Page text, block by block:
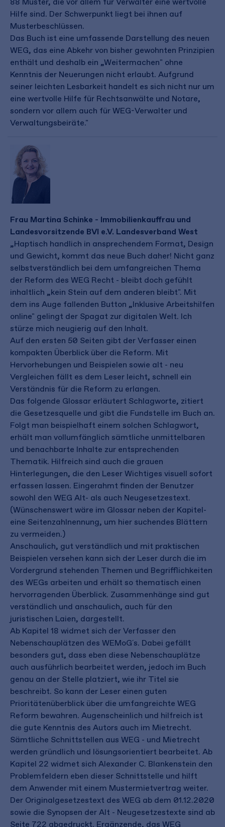
Hilfe sind. Der Schwerpunkt liegt bei ihnen auf
Musterbeschlüssen.
Das Buch ist eine umfassende Darstellung des neuen
WEG, das eine Abkehr von bisher gewohnten Prinzipien
enthält und deshalb ein „Weitermachen" ohne
Kenntnis der Neuerungen nicht erlaubt. Aufgrund
seiner leichten Lesbarkeit handelt es sich nicht nur um
eine wertvolle Hilfe für Rechtsanwälte und Notare,
sondern vor allem auch für WEG-Verwalter und
Verwaltungsbeiräte."
Frau Martina Schinke - Immobilienkauffrau und
Landesvorsitzende BVI e.V. Landesverband West
„Haptisch handlich in ansprechendem Format, Design
und Gewicht, kommt das neue Buch daher! Nicht ganz
selbstverständlich bei dem umfangreichen Thema
der Reform des WEG Recht - bleibt doch gefühlt
inhaltlich „kein Stein auf dem anderen bleibt". Mit
dem ins Auge fallenden Button „Inklusive Arbeitshilfen
online" gelingt der Spagat zur digitalen Welt. Ich
stürze mich neugierig auf den Inhalt.
Auf den ersten 50 Seiten gibt der Verfasser einen
kompakten Überblick über die Reform. Mit
Hervorhebungen und Beispielen sowie alt - neu
Vergleichen fällt es dem Leser leicht, schnell ein
Verständnis für die Reform zu erlangen.
Das folgende Glossar erläutert Schlagworte, zitiert
die Gesetzesquelle und gibt die Fundstelle im Buch an.
Folgt man beispielhaft einem solchen Schlagwort,
erhält man vollumfänglich sämtliche unmittelbaren
und benachbarte Inhalte zur entsprechenden
Thematik. Hilfreich sind auch die grauen
Hinterlegungen, die den Leser Wichtiges visuell sofort
erfassen lassen. Eingerahmt finden der Benutzer
sowohl den WEG Alt- als auch Neugesetzestext.
(Wünschenswert wäre im Glossar neben der Kapitel-
eine Seitenzahlnennung, um hier suchendes Blättern
zu vermeiden.)
Anschaulich, gut verständlich und mit praktischen
Beispielen versehen kann sich der Leser durch die im
Vordergrund stehenden Themen und Begrifflichkeiten
des WEGs arbeiten und erhält so thematisch einen
hervorragenden Überblick. Zusammenhänge sind gut
verständlich und anschaulich, auch für den
juristischen Laien, dargestellt.
Ab Kapitel 18 widmet sich der Verfasser den
Nebenschauplätzen des WEMoG´s. Dabei gefällt
besonders gut, dass eben diese Nebenschauplätze
auch ausführlich bearbeitet werden, jedoch im Buch
genau an der Stelle platziert, wie ihr Titel sie
beschreibt. So kann der Leser einen guten
Prioritätenüberblick über die umfangreichte WEG
Reform bewahren. Augenscheinlich und hilfreich ist
die gute Kenntnis des Autors auch im Mietrecht.
Sämtliche Schnittstellen aus WEG - und Mietrecht
werden gründlich und lösungsorientiert bearbeitet. Ab
Kapitel 22 widmet sich Alexander C. Blankenstein den
Problemfeldern eben dieser Schnittstelle und hilft
dem Anwender mit einem Mustermietvertrag weiter.
Der Originalgesetzestext des WEG ab dem 01.12.2020
sowie die Synopsen der Alt - Neugesetzestexte sind ab
Seite 722 abgedruckt. Ergänzende, das WEG